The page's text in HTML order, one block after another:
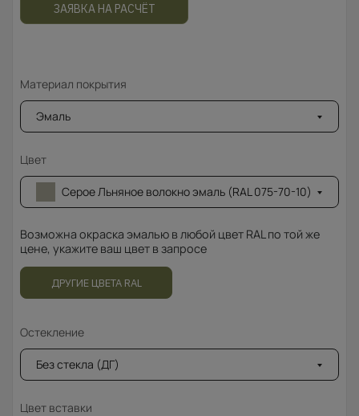
ЗАЯВКА НА РАСЧЁТ
Материал покрытия
Эмаль
Цвет
Серое Льняное волокно эмаль (RAL 075-70-10)
Возможна окраска эмалью в любой цвет RAL по той же
цене, укажите ваш цвет в запросе
ДРУГИЕ ЦВЕТА RAL
Остекление
Без стекла (ДГ)
Цвет вставки